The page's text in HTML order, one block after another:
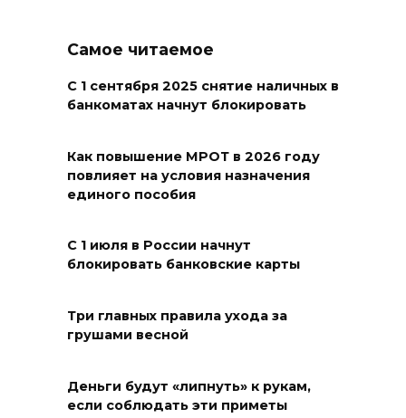
бывшей жены, эвакуированы
08 августа 2026 13:19
Юрий Слюсарь поздравил
жителей Ростовской области
с Днем физкультурника
Новороссийске
В Ростовской области
Самое читаемое
С 1 сентября 2025 снятие наличных в
банкоматах начнут блокировать
Как повышение МРОТ в 2026 году
повлияет на условия назначения
единого пособия
С 1 июля в России начнут
блокировать банковские карты
Три главных правила ухода за
грушами весной
Деньги будут «липнуть» к рукам,
если соблюдать эти приметы